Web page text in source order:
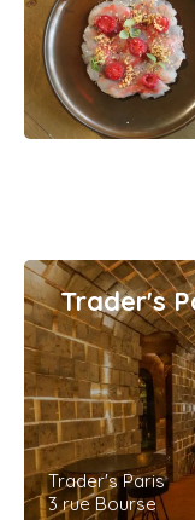
Trader's
Trader's Paris
3 rue Bourse